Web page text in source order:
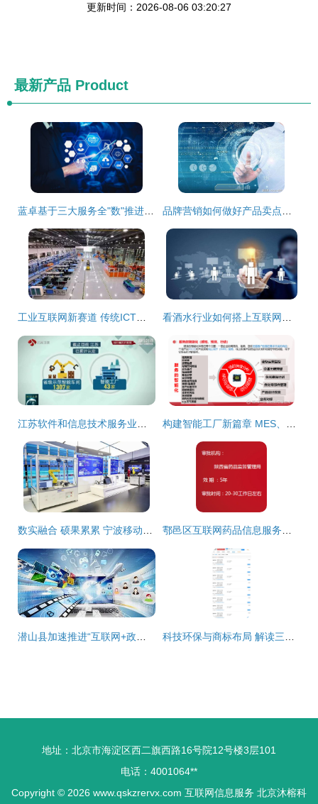
更新时间：2026-08-06 03:20:27
最新产品 Product
地址：北京市海淀区西二旗西路16号院12号楼3层101
电话：4001064**
Copyright © 2026 www.qskzrervx.com 互联网信息服务 北京沐榕科